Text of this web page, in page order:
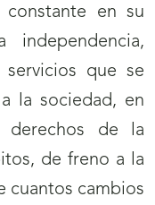
constante en su
que se
la sociedad, en
derechos de la
de freno a la
cuantos cambios